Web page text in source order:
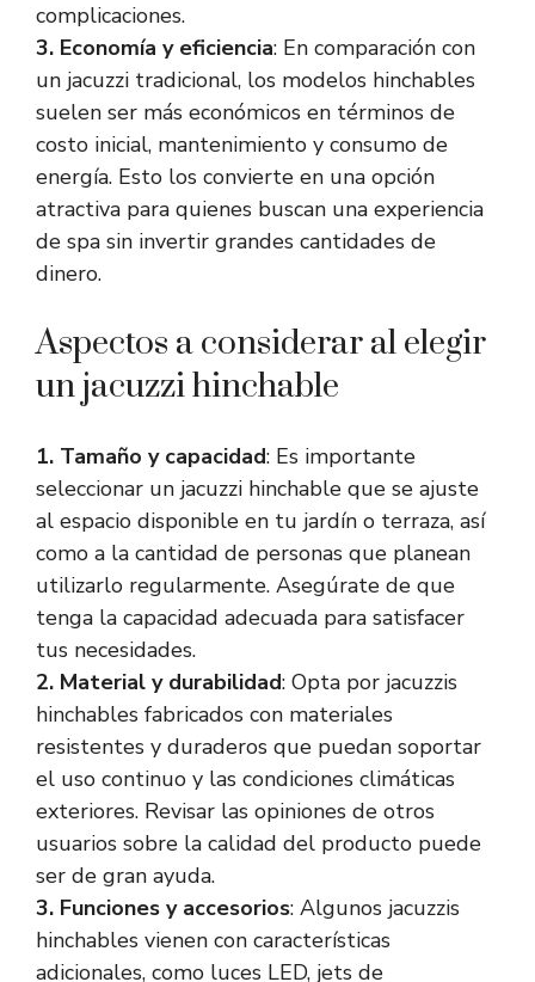
complicaciones.
3. Economía y eficiencia: En comparación con
un jacuzzi tradicional, los modelos hinchables
suelen ser más económicos en términos de
costo inicial, mantenimiento y consumo de
energía. Esto los convierte en una opción
atractiva para quienes buscan una experiencia
de spa sin invertir grandes cantidades de
dinero.
Aspectos a considerar al elegir
un jacuzzi hinchable
1. Tamaño y capacidad: Es importante
seleccionar un jacuzzi hinchable que se ajuste
al espacio disponible en tu jardín o terraza, así
como a la cantidad de personas que planean
utilizarlo regularmente. Asegúrate de que
tenga la capacidad adecuada para satisfacer
tus necesidades.
2. Material y durabilidad: Opta por jacuzzis
hinchables fabricados con materiales
resistentes y duraderos que puedan soportar
el uso continuo y las condiciones climáticas
exteriores. Revisar las opiniones de otros
usuarios sobre la calidad del producto puede
ser de gran ayuda.
3. Funciones y accesorios: Algunos jacuzzis
hinchables vienen con características
adicionales, como luces LED, jets de